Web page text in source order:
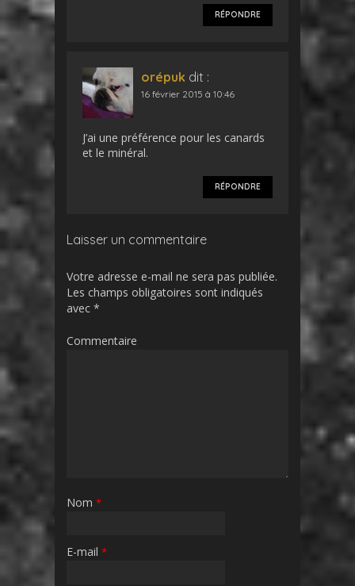
RÉPONDRE
orépuk dit :
16 février 2015 à 10:46
J’ai une préférence pour les canards
et le minéral.
RÉPONDRE
Laisser un commentaire
Votre adresse e-mail ne sera pas publiée.
Les champs obligatoires sont indiqués
avec *
Commentaire
Nom *
E-mail *